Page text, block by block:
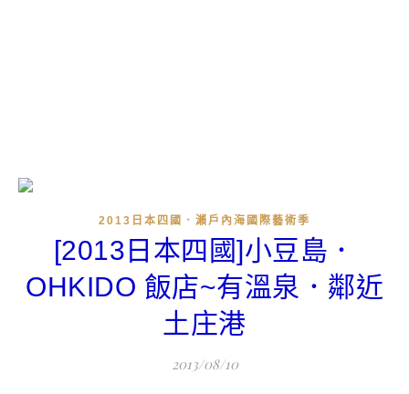
2013日本四國．瀨戶內海國際藝術季
[2013日本四國]小豆島．
OHKIDO 飯店~有溫泉．鄰近
土庄港
2013/08/10